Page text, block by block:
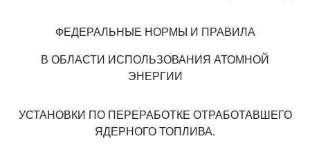
ФЕДЕРАЛЬНЫЕ НОРМЫ И ПРАВИЛА
В ОБЛАСТИ ИСПОЛЬЗОВАНИЯ АТОМНОЙ
ЭНЕРГИИ
УСТАНОВКИ ПО ПЕРЕРАБОТКЕ ОТРАБОТАВШЕГО
ЯДЕРНОГО ТОПЛИВА.